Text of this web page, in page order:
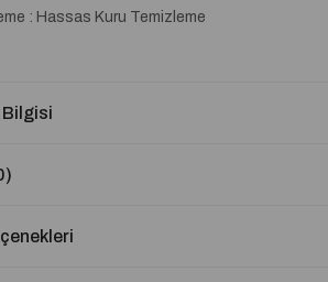
: Hassas Kuru Temizleme
Bilgisi